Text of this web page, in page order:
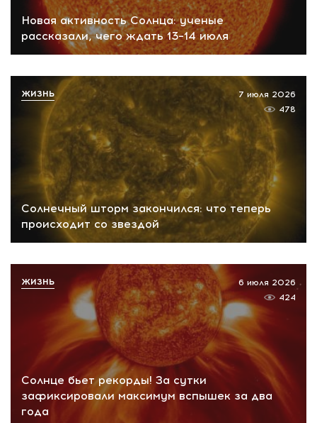
Новая активность Солнца: ученые
рассказали, чего ждать 13–14 июля
Солнечный шторм закончился: что теперь
происходит со звездой
7 июля 2026
478
ЖИЗНЬ
Солнце бьет рекорды! За сутки
зафиксировали максимум вспышек за два
года
6 июля 2026
424
ЖИЗНЬ